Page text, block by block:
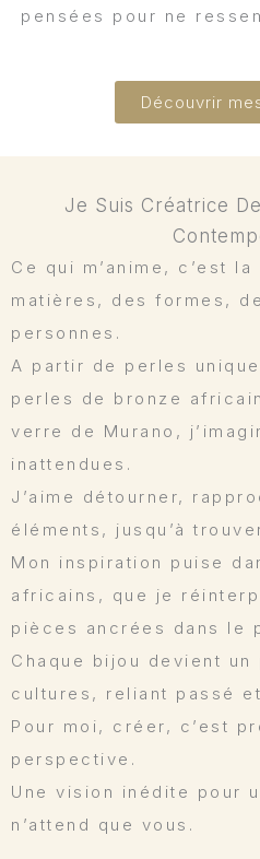
pensées pour ne
Découvrir
Je Suis Créatrice
Ce qui m’anime, c’est
matières, des formes,
personnes.
A partir de perles
perles de bronze
verre de Murano,
inattendues.
J’aime détourner,
éléments, jusqu’à
Mon inspiration puise
africains, que je
pièces ancrées dans le
Chaque bijou devient
cultures, reliant passé
Pour moi, créer, c’est
perspective.
Une vision inédite pour
n’attend que vous.